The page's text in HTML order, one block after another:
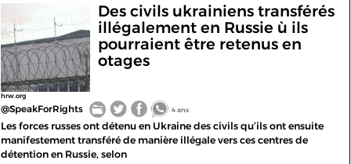
hrw.org
Des civils ukrainiens transférés
illégalement en Russie ù ils
pourraient être retenus en
otages
@SpeakForRights 4 ans
Les forces russes ont détenu en Ukraine des civils qu’ils ont ensuite
manifestement transféré de manière illégale vers ces centres de
détention en Russie, selon